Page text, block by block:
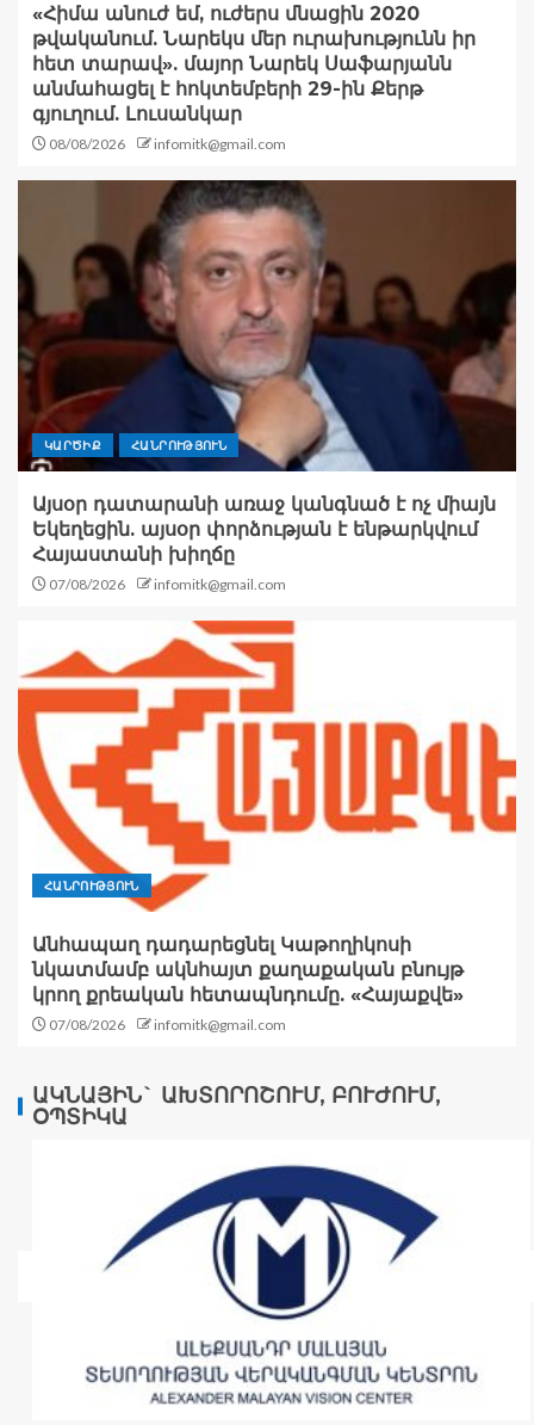
«Հիմա անուժ եմ, ուժերս մնացին 2020
թվականում. Նարեկս մեր ուրախությունն իր
հետ տարավ». մայոր Նարեկ Սաֆարյանն
անմահացել է հոկտեմբերի 29-ին Քերթ
գյուղում. Լուսանկար
08/08/2026 infomitk@gmail.com
ԿԱՐԾԻՔ ՀԱՆՐՈՒԹՅՈՒՆ
Այսօր դատարանի առաջ կանգնած է ոչ միայն
Եկեղեցին. այսօր փորձության է ենթարկվում
Հայաստանի խիղճը
07/08/2026 infomitk@gmail.com
ՀԱՆՐՈՒԹՅՈՒՆ
Անհապաղ դադարեցնել Կաթողիկոսի
նկատմամբ ակնհայտ քաղաքական բնույթ
կրող քրեական հետապնդումը. «Հայաքվե»
07/08/2026 infomitk@gmail.com
ԱԿՆԱՅԻՆ` ԱԽՏՈՐՈՇՈՒՄ, ԲՈՒԺՈՒՄ,
ՕՊՏԻԿԱ